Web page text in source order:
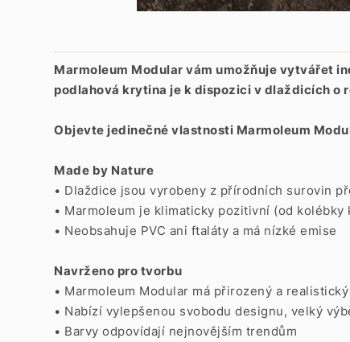
Marmoleum Modular vám umožňuje vytvářet
podlahová krytina je k dispozici v dlaždicích o
Objevte jedinečné vlastnosti Marmoleum
Made by Nature
• Dlaždice jsou vyrobeny z přírodních surovin
• Marmoleum je klimaticky pozitivní (od kolébky
• Neobsahuje PVC ani ftaláty a má nízké emise
Navrženo pro tvorbu
• Marmoleum Modular má přirozený a
• Nabízí vylepšenou svobodu designu, velký
• Barvy odpovídají nejnovějším trendům